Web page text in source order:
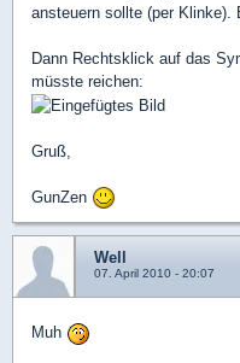
ansteuern sollte (per Klinke).
Dann Rechtsklick auf das
müsste reichen:
Gruß,
GunZen
Well
07. April 2010 - 20:07
Muh